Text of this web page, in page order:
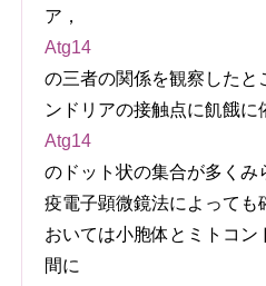
ア，
Atg14
の三者の関係を観察したと
ンドリアの接触点に飢餓に
Atg14
のドット状の集合が多くみ
疫電子顕微鏡法によっても
おいては小胞体とミトコン
間に